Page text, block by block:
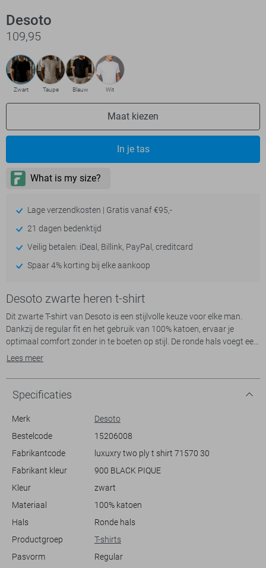
Desoto
109,95
Zwart Taupe Blauw Wit
Maat kiezen
In je tas
Lage verzendkosten | Gratis vanaf €95,-
21 dagen bedenktijd
Veilig betalen: iDeal, Billink, PayPal, creditcard
Spaar 4% korting bij elke aankoop
Desoto zwarte heren t-shirt
Dit zwarte T-shirt van Desoto is een stijlvolle keuze voor elke man.
Dankzij de regular fit en het gebruik van 100% katoen, ervaar je
optimaal comfort zonder in te boeten op stijl. De ronde hals voegt een
klassiek element toe aan dit casual ontwerp, waardoor het T-shirt
doorbrengt of op stap gaat met vrienden, dit T-shirt past perfect.
Met zijn subtiele uitstraling en normale lengte is dit T-shirt gemakkelijk
te combineren met diverse outfits. Draag het met een jeans voor een
formelere setting. De korte mouwen maken het een uitstekende keuze
voor de warmere dagen, en de hoge kwaliteit van de katoen zorgt
ervoor dat het T-shirt ademend en licht aanvoelt. Voeg dit veelzijdige
Lees meer
Specificaties
Merk
Desoto
Bestelcode
15206008
Fabrikantcode
luxuxry two ply t shirt 71570 30
Fabrikant kleur
900 BLACK PIQUE
Kleur
zwart
Materiaal
100% katoen
Hals
Ronde hals
Productgroep
T-shirts
Pasvorm
Regular